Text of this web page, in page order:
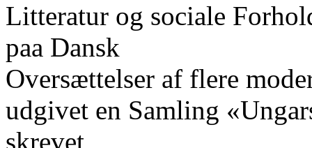
Litteratur og sociale
paa Dansk
Oversættelser af flere
udgivet en Samling
skrevet